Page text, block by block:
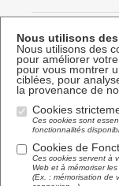
Nous utilisons
Nous utilisons des
pour améliorer
pour vous montrer
ciblées, pour
la provenance de
Cookies
Ces cookies sont
fonctionnalités
Cookies de
Ces cookies servent à
Web et à mémoriser
(Ex. : mémorisation de